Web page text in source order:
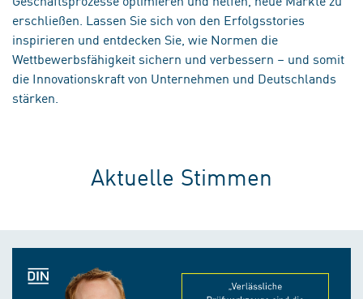
erschließen. Lassen Sie sich von den Erfolgsstories
inspirieren und entdecken Sie, wie Normen die
Wettbewerbsfähigkeit sichern und verbessern – und somit
die Innovationskraft von Unternehmen und Deutschlands
stärken.
Aktuelle Stimmen